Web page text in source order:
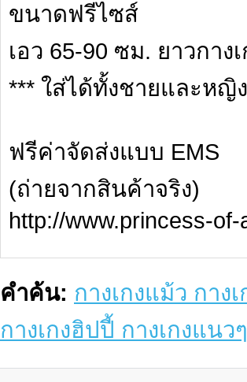
ขนาดฟรีไซส์
เอว 65-90 ซม. ยาวกาง
*** ใส่ได้ทั้งชายและหญิ
ฟรีค่าจัดส่งแบบ EMS
(ถ่ายจากสินค้าจริง)
http://www.princess-of-
คำค้น: กางเกงแม้ว กาง
กางเกงฮิปปี้ กางเกงแนวๆ